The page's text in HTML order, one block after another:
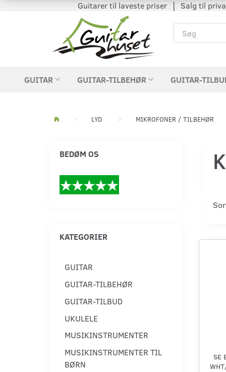
Guitarer til laveste priser │ Salg til private
GUITAR GUITAR-TILBEHØR GUITAR-
LYD MIKROFONER / TILBEHØR
BEDØM OS
KATEGORIER
GUITAR
GUITAR-TILBEHØR
GUITAR-TILBUD
UKULELE
MUSIKINSTRUMENTER
MUSIKINSTRUMENTER TIL
BØRN
SE